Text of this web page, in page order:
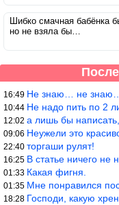
Шибко смачная бабёнка
но не взяла бы…
16:49 Не знаю… не знаю…
10:44 Не надо пить по 2
12:02 а лишь бы написать,
09:06 Неужели это красиво?
22:40 торгаши рулят!
16:25 В статье ничего не
01:33 Какая фигня.
01:35 Мне понравился
18:28 Господи, какую хрень